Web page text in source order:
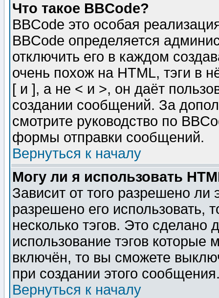
Что такое BBCode?
BBCode это особая
BBCode определяется
отключить его в каждом
очень похож на HTML, тэги в
[ и ], а не < и >, он даёт
создании сообщений. За
смотрите руководство по
формы отправки сообщений.
Вернуться к началу
Могу ли я использовать
Зависит от того разрешено
разрешено его использовать,
несколько тэгов. Это сделано
использование тэгов
включён, то вы сможете
при создании этого
Вернуться к началу